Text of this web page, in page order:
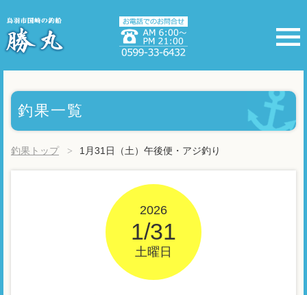
釣果一覧
釣果トップ 1月31日（土）午後便・アジ釣り
2026
1/31
土曜日